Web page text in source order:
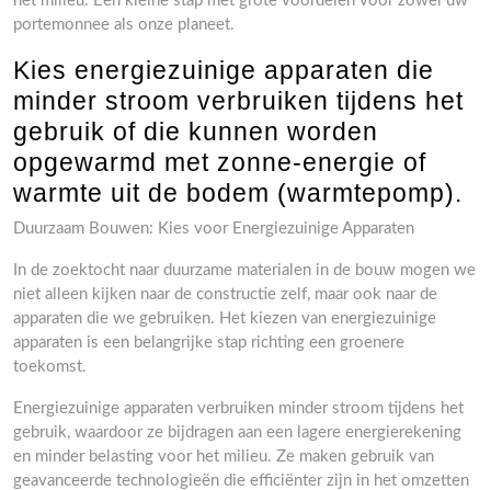
portemonnee als onze planeet.
Kies energiezuinige apparaten die
minder stroom verbruiken tijdens het
gebruik of die kunnen worden
opgewarmd met zonne-energie of
warmte uit de bodem (warmtepomp).
Duurzaam Bouwen: Kies voor Energiezuinige Apparaten
In de zoektocht naar duurzame materialen in de bouw mogen we
niet alleen kijken naar de constructie zelf, maar ook naar de
apparaten die we gebruiken. Het kiezen van energiezuinige
apparaten is een belangrijke stap richting een groenere
toekomst.
Energiezuinige apparaten verbruiken minder stroom tijdens het
gebruik, waardoor ze bijdragen aan een lagere energierekening
en minder belasting voor het milieu. Ze maken gebruik van
geavanceerde technologieën die efficiënter zijn in het omzetten